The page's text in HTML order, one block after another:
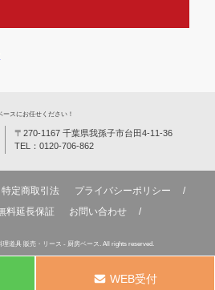
スにお任せください！
〒270-1167 千葉県我孫子市台田4-11-36
TEL：0120-706-862
特定商取引法
プライバシーポリシー
料延⻑保証 お問い合わせ
道具 販売・リース - 厨房ベース. All rights reserved.
WEB受付